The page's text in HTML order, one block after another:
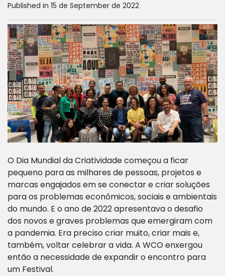
Published in 15 de September de 2022
O Dia Mundial da Criatividade começou a ficar
pequeno para as milhares de pessoas, projetos e
marcas engajados em se conectar e criar soluções
para os problemas econômicos, sociais e ambientais
do mundo. E o ano de 2022 apresentava o desafio
dos novos e graves problemas que emergiram com
a pandemia. Era preciso criar muito, criar mais e,
também, voltar celebrar a vida. A WCO enxergou
então a necessidade de expandir o encontro para
um Festival.